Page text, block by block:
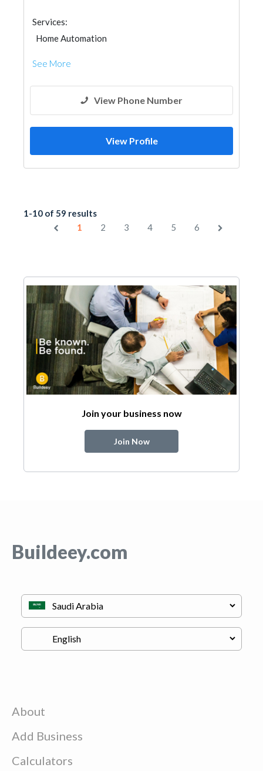
Services:
Home Automation
See More
View Phone Number
View Profile
1-10 of 59 results
1
2 3 4 5 6
Join your business now
Join Now
Buildeey.com
About
Add Business
Calculators